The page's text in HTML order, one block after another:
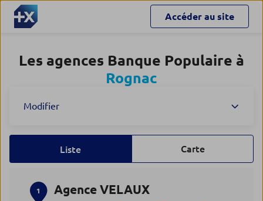
Accéder au site
Les agences Banque Populaire à
Rognac
Modifier
Liste Carte
1 Agence VELAUX